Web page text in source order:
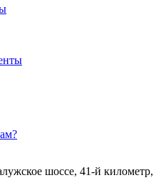
шоссе, 41-й километр,